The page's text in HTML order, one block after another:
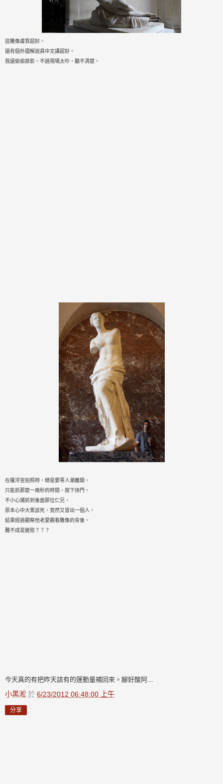
這雕像膚質超好。
還有個外國解說員中文講超好。
我還偷偷錄影，不過現場太吵，聽不清楚。
在羅浮宮拍照時，總是要等人潮離開，
只能抓那麼一兩秒的時間，按下快門。
不小心捕抓到後面那位仁兄。
原本心中大罵該死，竟然又冒出一個人。
結果經過觀察他老愛觀看雕像的背後。
難不成是變態？？？
今天真的有把昨天該有的運動量補回來。腳好酸阿....
小黑淞 於 6/23/2012 06:48:00 上午
分享